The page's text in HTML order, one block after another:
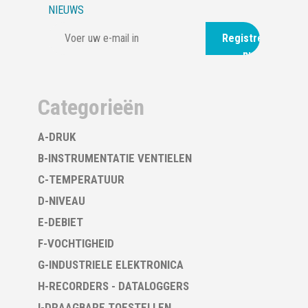
NIEUWS
Registreer
nu
Categorieën
A-DRUK
B-INSTRUMENTATIE VENTIELEN
C-TEMPERATUUR
D-NIVEAU
E-DEBIET
F-VOCHTIGHEID
G-INDUSTRIELE ELEKTRONICA
H-RECORDERS - DATALOGGERS